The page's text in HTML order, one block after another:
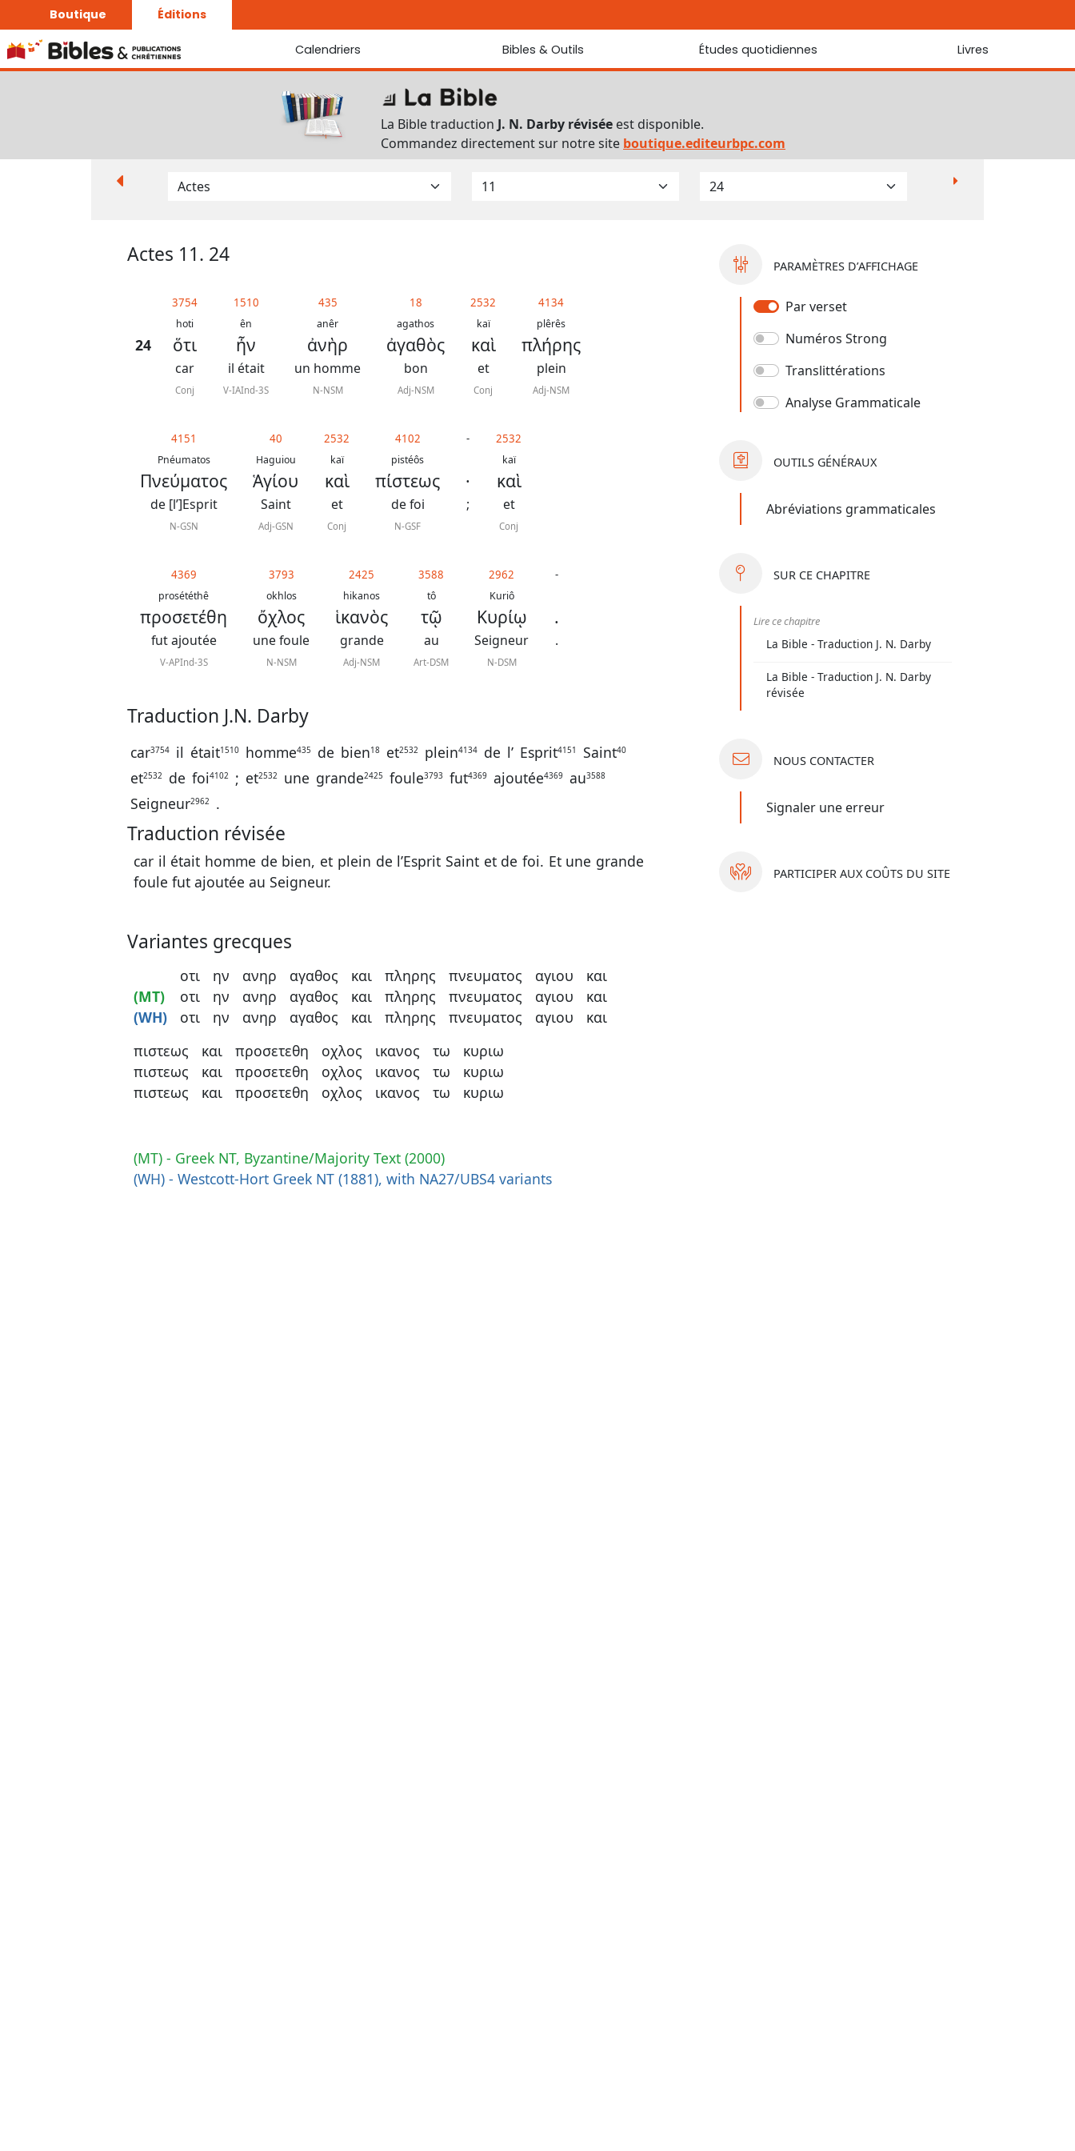
Boutique Éditions
Calendriers
La Bonne Semence
Le Seigneur est proche
Bibles & Outils
Bibles
Traduction J. N. Darby révisée
Traduction J. N. Darby
Ancien Testament interlinéaire
Études quotidiennes Livres
Bibliothèque
La Bible traduction J. N. Darby révisée est disponible.
Commandez directement sur notre site boutique.editeurbpc.com
Actes 11. 24
24
3754
hoti
ὅτι
car
Conj
1510
ên
ἦν
il était
V-IAInd-3S
435
anêr
ἀνὴρ
un homme
N-NSM
18
agathos
ἀγαθὸς
bon
Adj-NSM
2532
kaï
καὶ
et
Conj
4134
plêrês
πλήρης
plein
Adj-NSM
4151
Pnéumatos
Πνεύματος
de [l’]Esprit
N-GSN
40
Haguiou
Ἁγίου
Saint
Adj-GSN
2532
kaï
καὶ
et
Conj
4102
pistéôs
πίστεως
de foi
N-GSF
-
·
;
2532
kaï
καὶ
et
Conj
4369
prosététhê
προσετέθη
fut ajoutée
V-APInd-3S
3793
okhlos
ὄχλος
une foule
N-NSM
2425
hikanos
ἱκανὸς
grande
Adj-NSM
3588
tô
τῷ
au
Art-DSM
2962
Kuriô
Κυρίῳ
Seigneur
N-DSM
-
.
.
Traduction J.N. Darby
car3754 il était1510 homme435 de bien18 et2532 plein4134 de l’ Esprit4151 Saint40
et2532 de foi4102 ; et2532 une grande2425 foule3793 fut4369 ajoutée4369 au3588
Seigneur2962 .
Traduction révisée
car il était homme de bien, et plein de l’Esprit Saint et de foi. Et une grande
foule fut ajoutée au Seigneur.
Variantes grecques
(MT)
(WH)
οτι
οτι
οτι
ην
ην
ην
ανηρ
ανηρ
ανηρ
αγαθος
αγαθος
αγαθος
και
και
και
πληρης
πληρης
πληρης
πνευματος
πνευματος
πνευματος
αγιου
αγιου
αγιου
και
και
και
πιστεως
πιστεως
πιστεως
και
και
και
προσετεθη
προσετεθη
προσετεθη
οχλος
οχλος
οχλος
ικανος
ικανος
ικανος
τω
τω
τω
κυριω
κυριω
κυριω
(MT) - Greek NT, Byzantine/Majority Text (2000)
(WH) - Westcott-Hort Greek NT (1881), with NA27/UBS4 variants
PARAMÈTRES D’AFFICHAGE
Par verset
Numéros Strong
Translittérations
Analyse Grammaticale
OUTILS GÉNÉRAUX
Abréviations grammaticales
SUR CE CHAPITRE
Lire ce chapitre
La Bible - Traduction J. N. Darby
La Bible - Traduction J. N. Darby
révisée
NOUS CONTACTER
Signaler une erreur
PARTICIPER AUX COÛTS DU SITE